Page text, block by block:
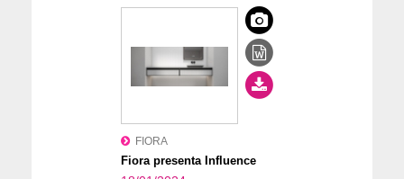
FIORA
Fiora presenta Influence